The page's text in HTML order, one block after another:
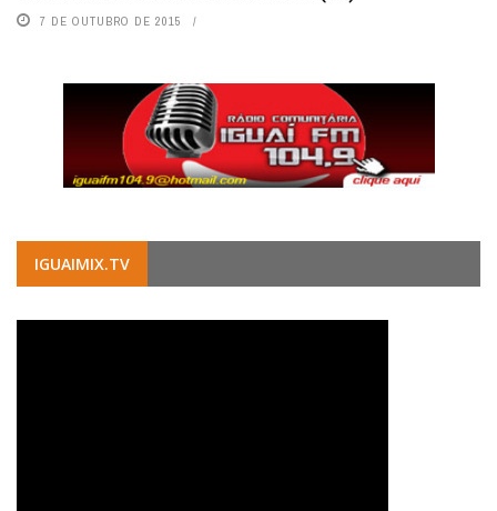
7 DE OUTUBRO DE 2015
IGUAIMIX.TV